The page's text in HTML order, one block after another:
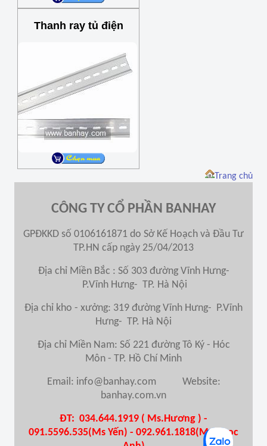
Thanh ray tủ điện
Trang chủ
CÔNG TY CỔ PHẦN BANHAY
GPĐKKD số 0106161871 do Sở Kế Hoạch và Đầu Tư
TP.HN cấp ngày 25/04/2013
Địa chỉ Miền Bắc : Số 303 đường Vĩnh Hưng-
P.Vĩnh Hưng- TP. Hà Nội
Địa chỉ kho - xưởng: 319 đường Vĩnh Hưng- P.Vĩnh
Hưng- TP. Hà Nội
Địa chỉ Miền Nam: Số 221 đường Tô Ký - Hóc
Môn - TP. Hồ Chí Minh
Email: info@banhay.com Website:
banhay.com.vn
ĐT: 034.644.1919 ( Ms.Hương ) -
091.5596.535(Ms Yến) - 092.961.1818(Ms Ngọc